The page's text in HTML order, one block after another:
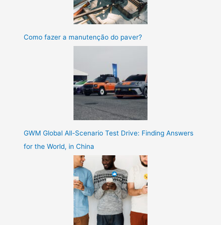
Como fazer a manutenção do paver?
GWM Global All-Scenario Test Drive: Finding Answers
for the World, in China